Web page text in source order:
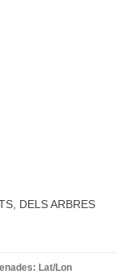
DELS ARBRES
Lat/Lon